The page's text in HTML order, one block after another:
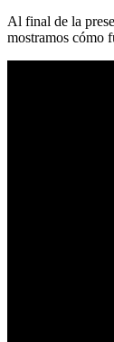
Al final de la
mostramos cómo